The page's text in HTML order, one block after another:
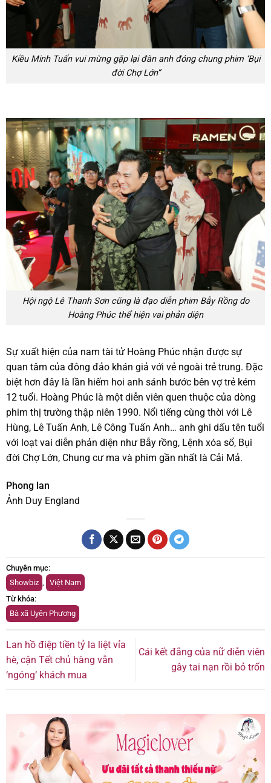
Kiều Minh Tuấn vui mừng gặp lại đàn anh đóng chung phim ‘Bụi
đời Chợ Lớn”
Hội ngộ Lê Thanh Sơn cũng là đạo diễn phim Bẫy Rồng do
Hoàng Phúc thể hiện vai phản diện
Sự xuất hiện của nam tài tử Hoàng Phúc nhận được sự
quan tâm của đông đảo khán giả với vẻ ngoài trẻ trung. Đặc
biệt hơn đây là lần hiếm hoi anh sánh bước bên vợ trẻ kém
12 tuổi. Hoàng Phúc là một diễn viên quen thuộc của dòng
phim thị trường thập niên 1990. Nổi tiếng cùng thời với Lê
Hùng, Lê Tuấn Anh, Lê Công Tuấn Anh… anh ghi dấu tên tuổi
với loạt vai diễn phản diện như Bẫy rồng, Lệnh xóa sổ, Bụi
đời Chợ Lớn, Chung cư ma và phim gần nhất là Cải Mả.
Phong lan
Ảnh Duy England
Chuyên mục:
Showbiz
Việt Nam
Từ khóa:
Bà xã Uyên Phương
Lan hồ điệp tiền tỷ la liệt vỉa
hè, cận Tết chủ hàng vẫn
‘ngóng’ khách mua
Cái kết đắng của nữ diễn viên
gây tai nạn rồi bỏ trốn